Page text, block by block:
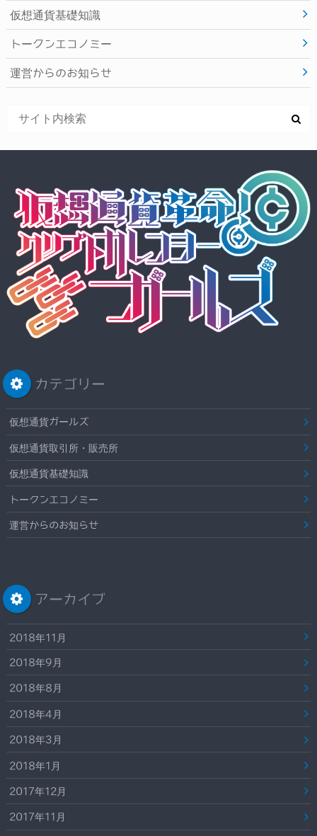
仮想通貨基礎知識
トークンエコノミー
運営からのお知らせ
カテゴリー
仮想通貨ガールズ
仮想通貨取引所・販売所
仮想通貨基礎知識
トークンエコノミー
運営からのお知らせ
アーカイブ
2018年11月
2018年9月
2018年8月
2018年4月
2018年3月
2018年1月
2017年12月
2017年11月